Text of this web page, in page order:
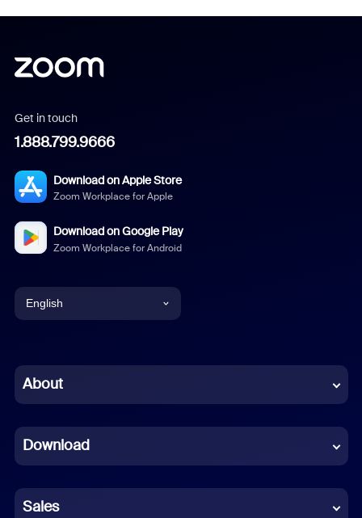
Get in touch
1.888.799.9666
Download on Apple Store
Zoom Workplace for Apple
Download on Google Play
Zoom Workplace for Android
English
Chinese (Simplified)
French
German
About
Download
Sales